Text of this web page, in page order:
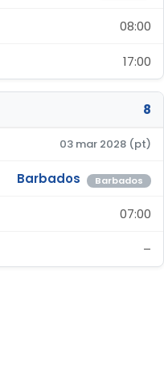
08:00
17:00
8
03 mar 2028 (pt)
Barbados Barbados
07:00
–